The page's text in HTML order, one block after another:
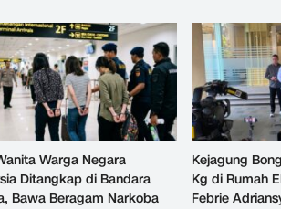
Warga Negara
Ditangkap di Bandara
Bawa Beragam Narkoba
Kejagung
Kg di Rumah
Febrie